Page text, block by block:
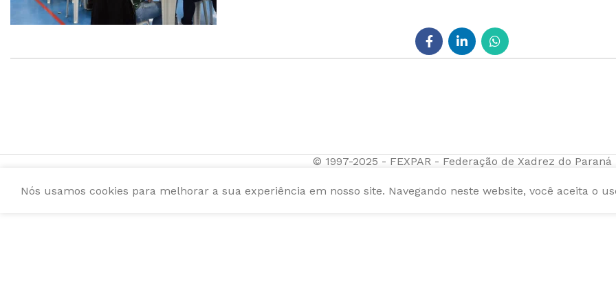
© 1997-2025 - FEXPAR - Federação de Xadrez do Paraná
Nós usamos cookies para melhorar a sua experiência em nosso site. Navegando neste website, você aceita o